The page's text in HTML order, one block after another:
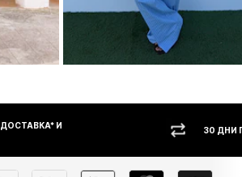
НА ВРЪЩАНЕ